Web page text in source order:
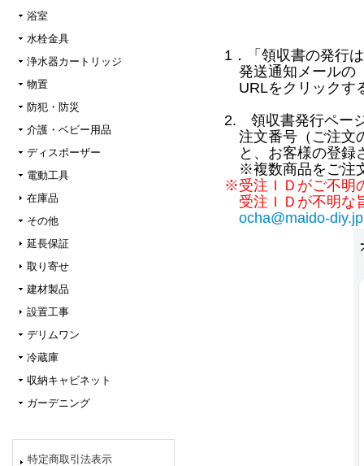
浴室
水栓金具
浄水器カートリッジ
物置
防犯・防災
介護・ベビー用品
ディスポーザー
電動工具
在庫品
その他
延長保証
取り寄せ
建材製品
設置工事
デリムワン
冷蔵庫
収納キャビネット
ガーデニング
特定商取引法表示
1．「領収書の発行
発送通知メールの
URLをクリックす
2. 領収書発行ペー
注文番号（ご注文
と、お客様の登録
※複数商品をご注
※受注ＩＤがご不明
受注ＩＤが不明な
ocha@maido-diy.jp